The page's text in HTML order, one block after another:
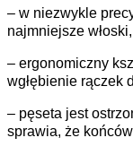
– w niezwykle
najmniejsze włoski,
– ergonomiczny
wgłębienie rączek
– pęseta jest
sprawia, że